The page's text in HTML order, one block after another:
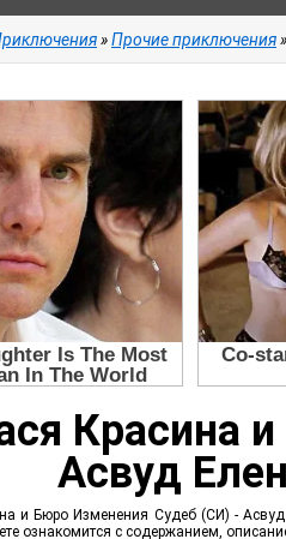
»Прочие приключения
Асвуд
и Бюро Изменения Судеб (СИ) -
ознакомится с содержанием,